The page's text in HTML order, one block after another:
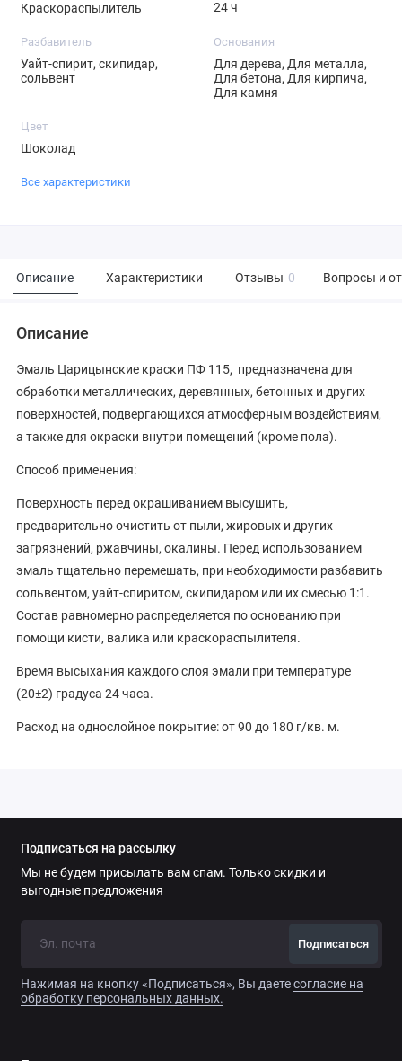
Краскораспылитель
24 ч
Разбавитель
Уайт-спирит, скипидар,
сольвент
Основания
Для дерева, Для металла,
Для бетона, Для кирпича,
Для камня
Цвет
Шоколад
Все характеристики
Описание Характеристики Отзывы 0 Вопросы и
Описание
Эмаль Царицынские краски ПФ 115, предназначена для
обработки металлических, деревянных, бетонных и других
поверхностей, подвергающихся атмосферным воздействиям,
а также для окраски внутри помещений (кроме пола).
Способ применения:
Поверхность перед окрашиванием высушить,
предварительно очистить от пыли, жировых и других
загрязнений, ржавчины, окалины. Перед использованием
эмаль тщательно перемешать, при необходимости разбавить
сольвентом, уайт-спиритом, скипидаром или их смесью 1:1.
Состав равномерно распределяется по основанию при
помощи кисти, валика или краскораспылителя.
Время высыхания каждого слоя эмали при температуре
(20±2) градуса 24 часа.
Расход на однослойное покрытие: от 90 до 180 г/кв. м.
Подписаться на рассылку
Мы не будем присылать вам спам. Только скидки и
выгодные предложения
Подписаться
Нажимая на кнопку «Подписаться», Вы даетесогласие на
обработку персональных данных.